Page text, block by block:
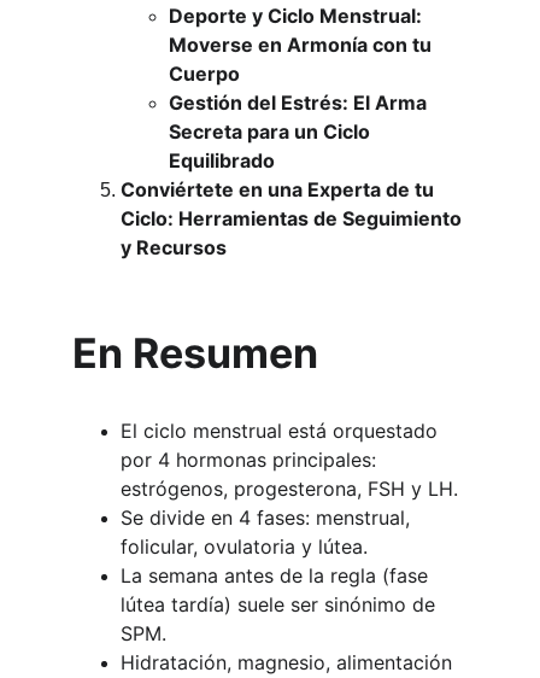
Deporte y Ciclo Menstrual:
Moverse en Armonía con tu
Cuerpo
Gestión del Estrés: El Arma
Secreta para un Ciclo
Equilibrado
Conviértete en una Experta de tu
Ciclo: Herramientas de Seguimiento
y Recursos
En Resumen
El ciclo menstrual está orquestado
por 4 hormonas principales:
estrógenos, progesterona, FSH y LH.
Se divide en 4 fases: menstrual,
folicular, ovulatoria y lútea.
La semana antes de la regla (fase
lútea tardía) suele ser sinónimo de
SPM.
Hidratación, magnesio, alimentación